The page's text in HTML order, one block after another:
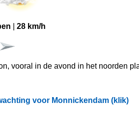
28 km/h
vooral in de avond in het noorden
voor Monnickendam (klik)